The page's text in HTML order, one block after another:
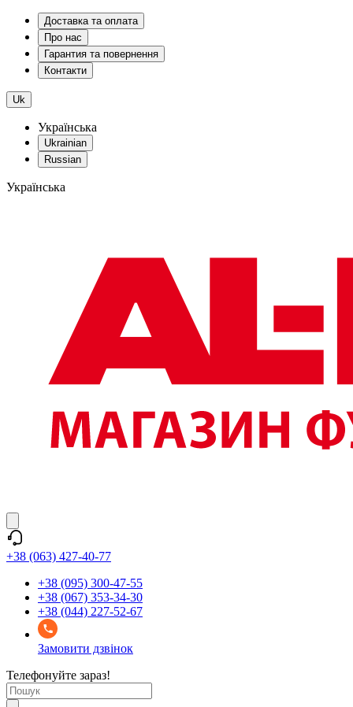
Доставка та оплата
Про нас
Гарантия та повернення
Контакти
Uk
Українська
Ukrainian
Russian
Українська
+38 (063) 427-40-77
+38 (095) 300-47-55
+38 (067) 353-34-30
+38 (044) 227-52-67
Замовити дзвінок
Телефонуйте зараз!